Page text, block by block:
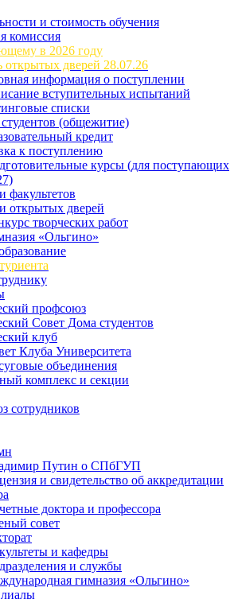
и стоимость обучения
комиссия
в 2026 году
открытых дверей 28.07.26
информация о поступлении
вступительных испытаний
списки
(общежитие)
кредит
к поступлению
курсы (для поступающих
факультетов
открытых дверей
творческих работ
«Ольгино»
профсоюз
Совет Дома студентов
клуб
Клуба Университета
объединения
комплекс и секции
сотрудников
Путин о СПбГУП
и свидетельство об аккредитации
доктора и профессора
совет
и кафедры
и службы
гимназия «Ольгино»